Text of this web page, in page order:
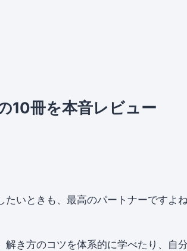
10冊を本音レビュー
いときも、最高のパートナーですよ
解き方のコツを体系的に学べたり、自